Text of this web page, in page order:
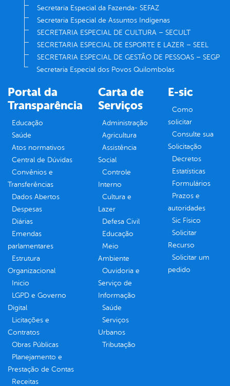
Secretaria Especial da Fazenda- SEFAZ
Secretaria Especial de Assuntos Indígenas
SECRETARIA ESPECIAL DE CULTURA – SECULT
SECRETARIA ESPECIAL DE ESPORTE E LAZER – SEEL
SECRETARIA ESPECIAL DE GESTÃO DE PESSOAS – SEGP
Secretaria Especial dos Povos Quilombolas
Portal da
Transparência
Educação
Saúde
Atos normativos
Central de Dúvidas
Convênios e
Transferências
Dados Abertos
Despesas
Diárias
Emendas
parlamentares
Estrutura
Organizacional
Inicio
LGPD e Governo
Digital
Licitações e
Contratos
Obras Públicas
Planejamento e
Prestação de Contas
Receitas
Carta de
Serviços
Administração
Agricultura
Assistência
Social
Controle
Interno
Cultura e
Lazer
Defesa Civil
Educação
Meio
Ambiente
Ouvidoria e
Serviço de
Informação
Saúde
Serviços
Urbanos
Tributação
E-sic
Como
solicitar
Consulte sua
Solicitação
Decretos
Estatísticas
Formulários
Prazos e
autoridades
Sic Físico
Solicitar
Recurso
Solicitar um
pedido